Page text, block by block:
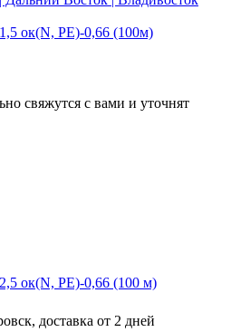
ок(N, PE)-0,66 (100м)
свяжутся с вами и уточнят
ок(N, PE)-0,66 (100 м)
доставка от 2 дней